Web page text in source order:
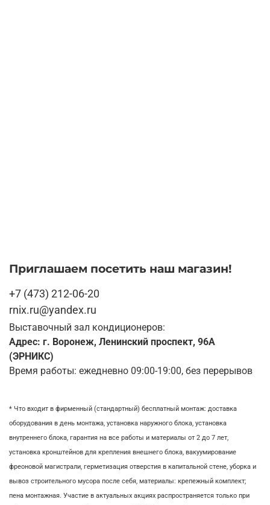
Приглашаем посетить наш магазин!
+7 (473) 212-06-20
rnix.ru@yandex.ru
Выставочный зал кондиционеров:
Адрес: г. Воронеж, Ленинский проспект, 96А
(ЭРНИКС)
Время работы: ежедневно 09:00-19:00, без перерывов
* Что входит в фирменный (стандартный) бесплатный монтаж: доставка
оборудования в день монтажа, установка наружного блока, установка
внутреннего блока, гарантия на все работы и материалы от 2 до 7 лет,
установка кронштейнов для крепления внешнего блока, вакуумирование
фреоновой магистрали, герметизация отверстия в капитальной стене, уборка и
вывоз строительного мусора после себя, материалы: крепежный комплект;
пена монтажная. Участие в актуальных акциях распространяется только при